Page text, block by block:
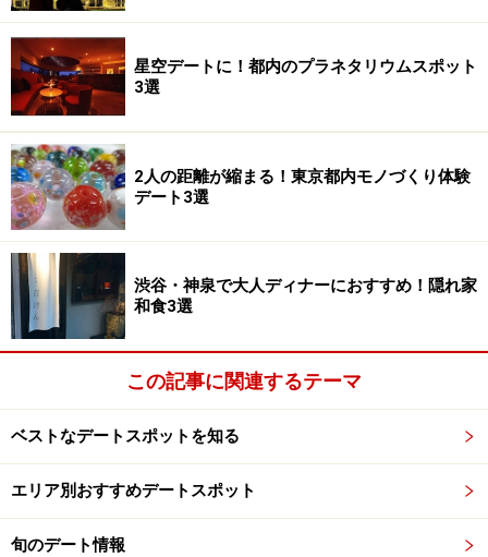
星空デートに！都内のプラネタリウムスポット
3選
2人の距離が縮まる！東京都内モノづくり体験
デート3選
渋谷・神泉で大人ディナーにおすすめ！隠れ家
和食3選
この記事に関連するテーマ
ベストなデートスポットを知る
エリア別おすすめデートスポット
旬のデート情報